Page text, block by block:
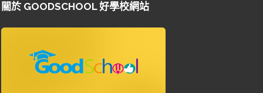
關於 GOODSCHOOL 好學校網站